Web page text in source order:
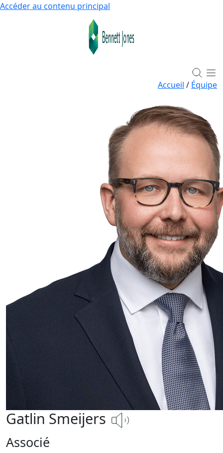
Accéder au contenu principal
Gatlin Smeijers
Associé
Accueil / Équipe